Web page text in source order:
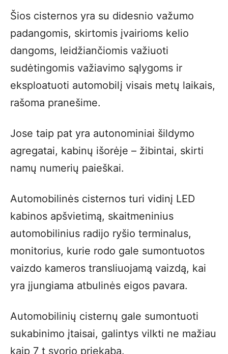
Šios cisternos yra su didesnio važumo
padangomis, skirtomis įvairioms kelio
dangoms, leidžiančiomis važiuoti
sudėtingomis važiavimo sąlygoms ir
eksploatuoti automobilį visais metų laikais,
rašoma pranešime.
Jose taip pat yra autonominiai šildymo
agregatai, kabinų išorėje – žibintai, skirti
namų numerių paieškai.
Automobilinės cisternos turi vidinį LED
kabinos apšvietimą, skaitmeninius
automobilinius radijo ryšio terminalus,
monitorius, kurie rodo gale sumontuotos
vaizdo kameros transliuojamą vaizdą, kai
yra įjungiama atbulinės eigos pavara.
Automobilinių cisternų gale sumontuoti
sukabinimo įtaisai, galintys vilkti ne mažiau
kaip 7 t svorio priekabą.